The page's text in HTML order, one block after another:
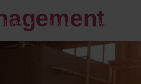
Invest Lease About LSSE